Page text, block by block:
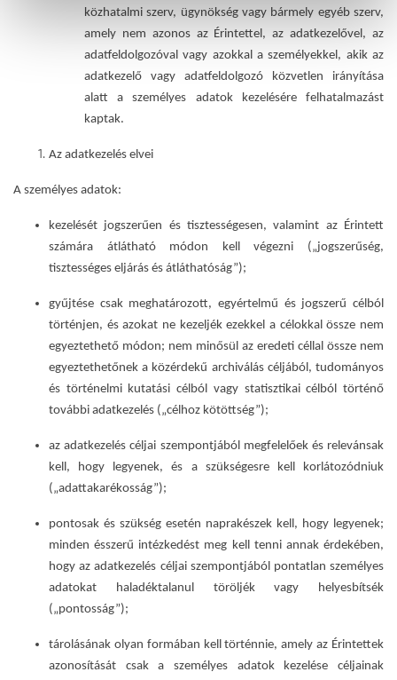
közhatalmi szerv, ügynökség vagy bármely egyéb szerv,
amely nem azonos az Érintettel, az adatkezelővel, az
adatfeldolgozóval vagy azokkal a személyekkel, akik az
adatkezelő vagy adatfeldolgozó közvetlen irányítása
alatt a személyes adatok kezelésére felhatalmazást
kaptak.
Az adatkezelés elvei
A személyes adatok:
kezelését jogszerűen és tisztességesen, valamint az Érintett
számára átlátható módon kell végezni („jogszerűség,
tisztességes eljárás és átláthatóság”);
gyűjtése csak meghatározott, egyértelmű és jogszerű célból
történjen, és azokat ne kezeljék ezekkel a célokkal össze nem
egyeztethető módon; nem minősül az eredeti céllal össze nem
egyeztethetőnek a közérdekű archiválás céljából, tudományos
és történelmi kutatási célból vagy statisztikai célból történő
további adatkezelés („célhoz kötöttség”);
az adatkezelés céljai szempontjából megfelelőek és relevánsak
kell, hogy legyenek, és a szükségesre kell korlátozódniuk
(„adattakarékosság”);
pontosak és szükség esetén naprakészek kell, hogy legyenek;
minden ésszerű intézkedést meg kell tenni annak érdekében,
hogy az adatkezelés céljai szempontjából pontatlan személyes
adatokat haladéktalanul töröljék vagy helyesbítsék
(„pontosság”);
tárolásának olyan formában kell történnie, amely az Érintettek
azonosítását csak a személyes adatok kezelése céljainak